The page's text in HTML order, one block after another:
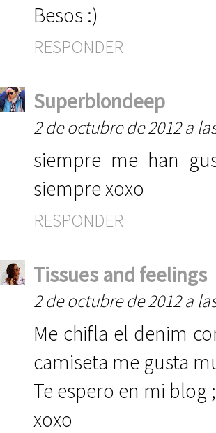
Besos :)
RESPONDER
Superblondeep
2 de octubre de 2012 a
siempre me han
siempre xoxo
RESPONDER
Tissues and feelings
2 de octubre de 2012 a
Me chifla el denim
camiseta me gusta
Te espero en mi blog
xoxo